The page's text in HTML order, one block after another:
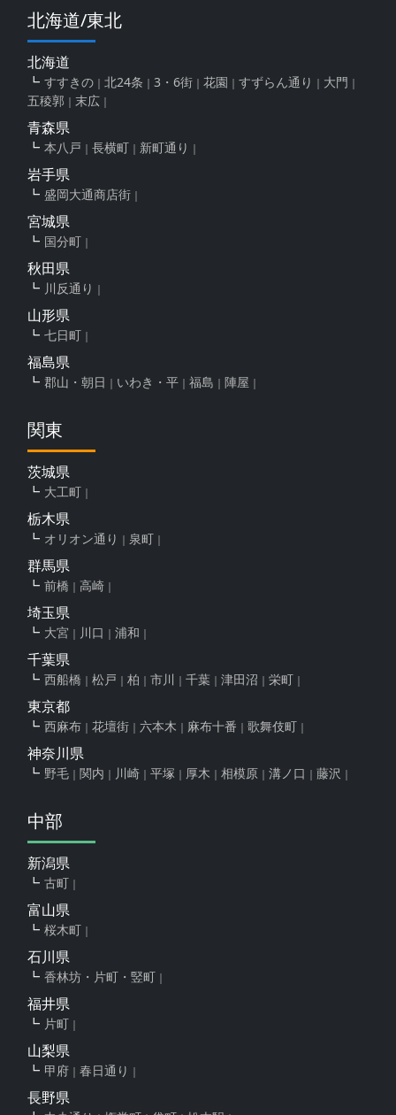
北海道/東北
北海道
すすきの 北24条 3・6街 花園 すずらん通り
大門
五稜郭
末広
青森県
本八戸 長横町 新町通り
岩手県
盛岡大通商店街
宮城県
国分町
秋田県
川反通り
山形県
七日町
福島県
郡山・朝日 いわき・平 福島 陣屋
関東
茨城県
大工町
栃木県
オリオン通り 泉町
群馬県
前橋 高崎
埼玉県
大宮 川口 浦和
千葉県
西船橋 松戸 柏 市川 千葉 津田沼 栄町
東京都
西麻布 花壇街 六本木 麻布十番 歌舞伎町
神奈川県
野毛 関内 川崎 平塚 厚木 相模原 溝ノ口 藤沢
中部
新潟県
古町
富山県
桜木町
石川県
香林坊・片町・竪町
福井県
片町
山梨県
甲府 春日通り
長野県